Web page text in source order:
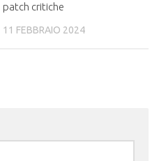
patch critiche
11 FEBBRAIO 2024